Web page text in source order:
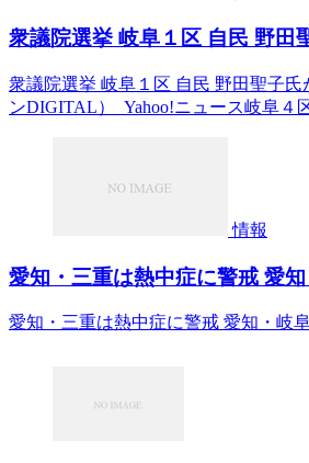
衆議院選挙 岐阜１区 自民 野田
衆議院選挙 岐阜１区 自民 野田聖子
ンDIGITAL） Yahoo!ニュース岐阜４
情報
愛知・三重は熱中症に警戒 愛
愛知・三重は熱中症に警戒 愛知・岐